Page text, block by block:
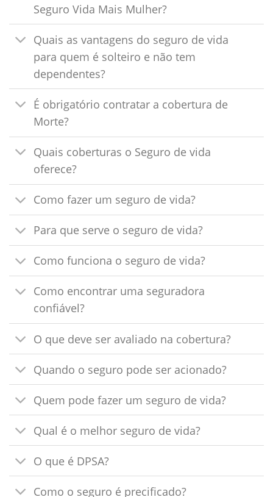
Seguro Vida Mais Mulher?
Quais as vantagens do seguro de vida
para quem é solteiro e não tem
dependentes?
É obrigatório contratar a cobertura de
Morte?
Quais coberturas o Seguro de vida
oferece?
Como fazer um seguro de vida?
Para que serve o seguro de vida?
Como funciona o seguro de vida?
Como encontrar uma seguradora
confiável?
O que deve ser avaliado na cobertura?
Quando o seguro pode ser acionado?
Quem pode fazer um seguro de vida?
Qual é o melhor seguro de vida?
O que é DPSA?
Como o seguro é precificado?